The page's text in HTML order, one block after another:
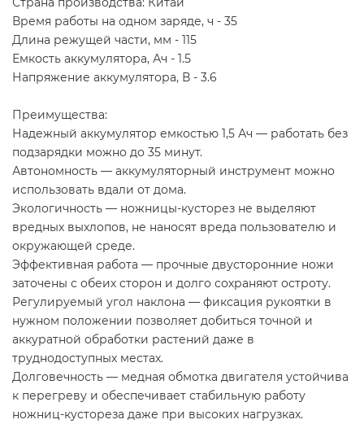
Время работы на одном заряде, ч - 35
Длина режущей части, мм - 115
Емкость аккумулятора, Ач - 1.5
Напряжение аккумулятора, В - 3.6
Преимущества:
Надежный аккумулятор емкостью 1,5 Ач — работать без
подзарядки можно до 35 минут.
Автономность — аккумуляторный инструмент можно
использовать вдали от дома.
Экологичность — ножницы-кусторез не выделяют
вредных выхлопов, не наносят вреда пользователю и
окружающей среде.
Эффективная работа — прочные двусторонние ножи
заточены с обеих сторон и долго сохраняют остроту.
Регулируемый угол наклона — фиксация рукоятки в
нужном положении позволяет добиться точной и
аккуратной обработки растений даже в
труднодоступных местах.
Долговечность — медная обмотка двигателя устойчива
к перегреву и обеспечивает стабильную работу
ножниц-кустореза даже при высоких нагрузках.